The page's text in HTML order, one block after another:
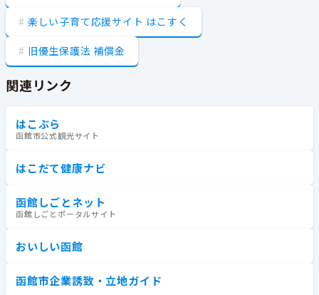
楽しい子育て応援サイト はこすく
旧優生保護法 補償金
関連リンク
はこぶら
函館市公式観光サイト
はこだて健康ナビ
函館しごとネット
函館しごとポータルサイト
おいしい函館
函館市企業誘致・立地ガイド